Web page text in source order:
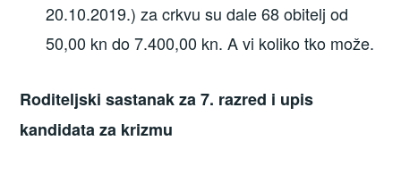
20.10.2019.) za crkvu su dale 68 obitelj od
50,00 kn do 7.400,00 kn. A vi koliko tko može.
Roditeljski sastanak za 7. razred i upis
kandidata za krizmu